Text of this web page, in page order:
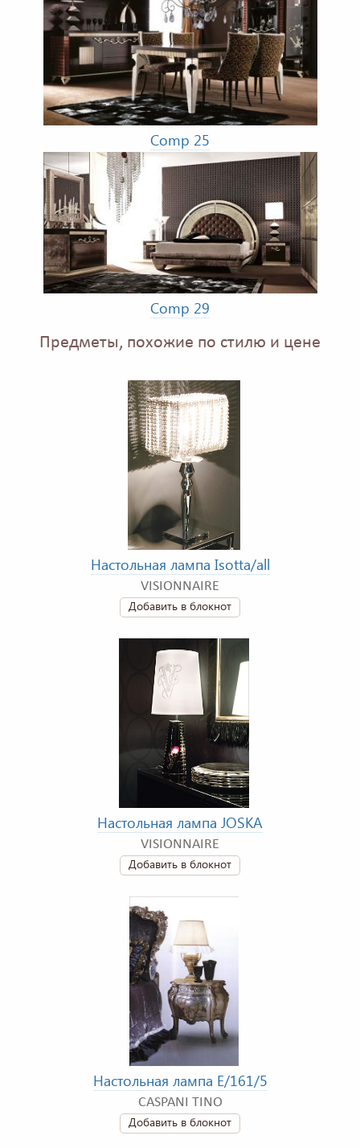
Comp 25
Comp 29
Предметы, похожие по стилю и цене
Настольная лампа Isotta/all
VISIONNAIRE
Добавить в блокнот
Настольная лампа JOSKA
VISIONNAIRE
Добавить в блокнот
Настольная лампа E/161/5
CASPANI TINO
Добавить в блокнот